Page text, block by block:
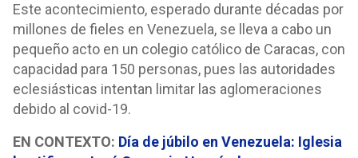
Este acontecimiento, esperado durante décadas por
millones de fieles en Venezuela, se lleva a cabo un
pequeño acto en un colegio católico de Caracas, con
capacidad para 150 personas, pues las autoridades
eclesiásticas intentan limitar las aglomeraciones
debido al covid-19.
EN CONTEXTO: Día de júbilo en Venezuela: Iglesia